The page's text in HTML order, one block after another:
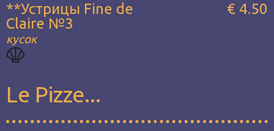
**Устрицы Fine de
Claire №3
кусок
€ 4.50
Le Pizze...